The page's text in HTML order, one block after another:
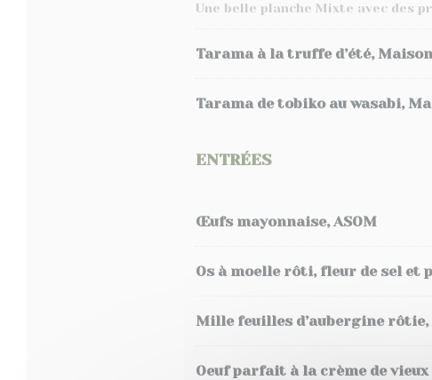
Une belle planche Mixte avec des
Tarama à la truffe d’été,
Tarama de tobiko au wasabi,
ENTRÉES
Œufs mayonnaise, ASOM
Os à moelle rôti, fleur de sel et
Mille feuilles d’aubergine
Oeuf parfait à la crème de